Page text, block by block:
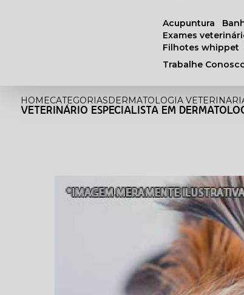
acupuntura
exames
filhotes whippet
Trabalhe
HOMECATEGORIASDERMATOLOGIA
VETERINÁRIO ESPECIALISTA EM